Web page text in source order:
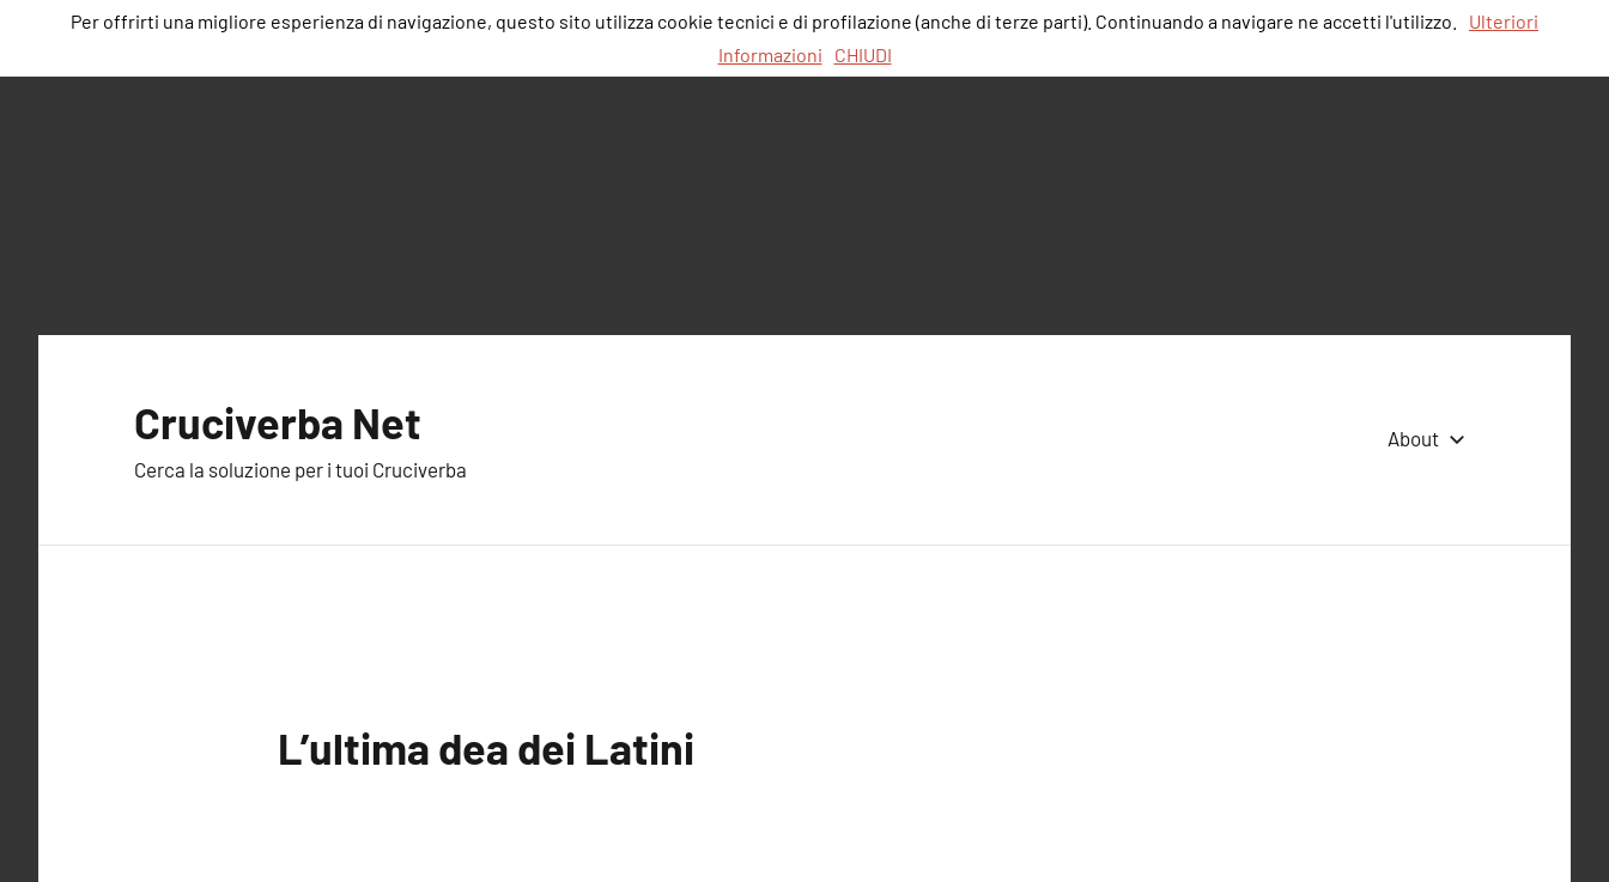
Cruciverba Net
Cerca la soluzione per i tuoi Cruciverba
About
L’ultima dea dei Latini
Per offrirti una migliore esperienza di navigazione, questo sito utilizza cookie tecnici e di profilazione (anche di terze parti). Continuando a navigare ne accetti l'utilizzo.
Ulteriori
Informazioni
CHIUDI